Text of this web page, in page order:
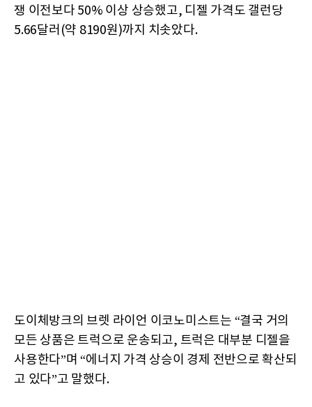
쟁 이전보다 50% 이상 상승했고, 디젤 가격도 갤런당
5.66달러(약 8190원)까지 치솟았다.
도이체방크의 브렛 라이언 이코노미스트는 “결국 거의
모든 상품은 트럭으로 운송되고, 트럭은 대부분 디젤을
사용한다”며 “에너지 가격 상승이 경제 전반으로 확산되
고 있다”고 말했다.